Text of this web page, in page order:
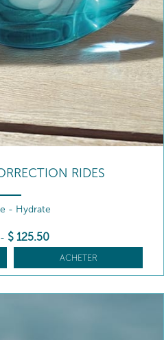
RIDES
- Hydrate
- $ 125.50
ACHETER